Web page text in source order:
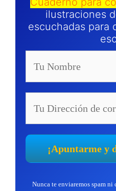
ilustraciones
escuchadas para
Nunca te enviaremos spam